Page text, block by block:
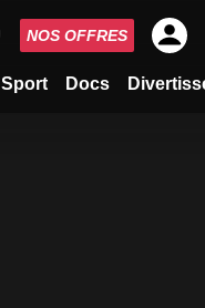
Sport Docs
NOS OFFRES